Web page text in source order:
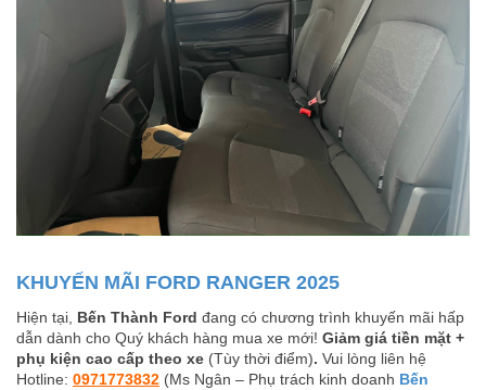
KHUYẾN MÃI FORD RANGER 2025
Hiện tại, Bến Thành Ford đang có chương trình khuyến mãi hấp
dẫn dành cho Quý khách hàng mua xe mới! Giảm giá tiền mặt +
phụ kiện cao cấp theo xe (Tùy thời điểm). Vui lòng liên hệ
Hotline: 0971773832 (Ms Ngân – Phụ trách kinh doanh Bến